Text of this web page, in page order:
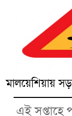
মালয়েশিয়ায়
এই সপ্তাহে